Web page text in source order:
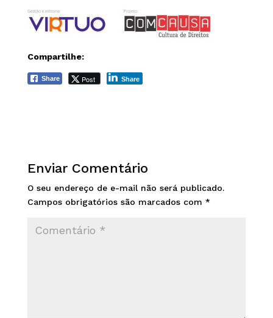
Compartilhe:
Share Post Share
Enviar Comentário
O seu endereço de e-mail não será publicado.
Campos obrigatórios são marcados com *